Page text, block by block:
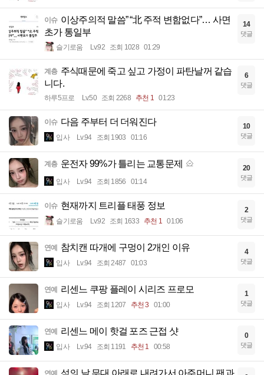
이슈 이상주의적 말씀” “北 주적 변함없다”… 사면
초가 통일부
슬기로움 Lv.92 조회 1028 01:29
14
댓글
계층 주식때문에 죽고 싶고 가정이 파탄날꺼 같습
니다.
하루5프로 Lv.50 조회 2268 추천 1 01:23
6
댓글
이슈 다음 주부터 더 더워진다
입사 Lv.94 조회 1903 01:16
10
댓글
계층 운전자 99%가 틀리는 교통문제
입사 Lv.94 조회 1856 01:14
20
댓글
이슈 현재까지 트리플 태풍 정보
슬기로움 Lv.92 조회 1633 추천 1 01:06
2
댓글
연예 참치캔 따개에 구멍이 2개인 이유
입사 Lv.94 조회 2487 01:03
4
댓글
연예 리센느 쿠팡 플레이 시리즈 프로모
입사 Lv.94 조회 1207 추천 3 01:00
1
댓글
연예 리센느 메이 핫걸 포즈 근접 샷
입사 Lv.94 조회 1191 추천 1 00:58
0
댓글
연예 섬의 날 무대 아래로 내려가서 아주머니 팬과